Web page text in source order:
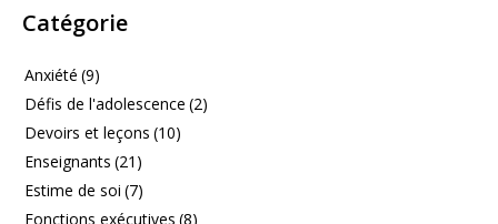
Catégorie
Anxiété (9)
Défis de l'adolescence (2)
Devoirs et leçons (10)
Enseignants (21)
Estime de soi (7)
Fonctions exécutives (8)